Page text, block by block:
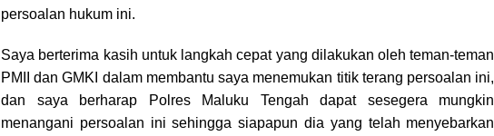
persoalan hukum ini.
Saya berterima kasih untuk langkah cepat yang dilakukan oleh teman-teman
PMII dan GMKI dalam membantu saya menemukan titik terang persoalan ini,
dan saya berharap Polres Maluku Tengah dapat sesegera mungkin
menangani persoalan ini sehingga siapapun dia yang telah menyebarkan